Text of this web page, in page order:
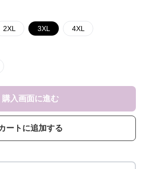
2XL 3XL 4XL
購入画面に進む
ートに追加する